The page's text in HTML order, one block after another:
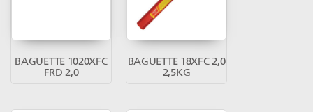
BAGUETTE 1020XFC
FRD 2,0
BAGUETTE 18XFC 2,0
2,5KG